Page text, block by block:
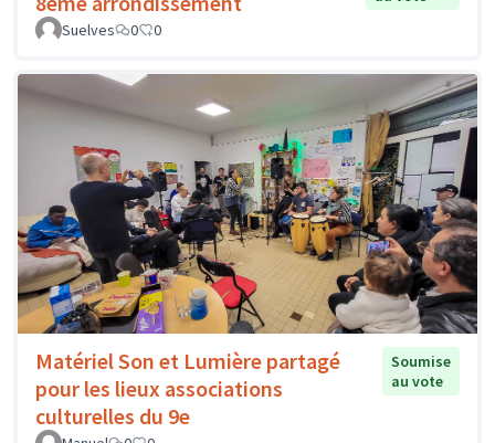
Suelves
0 0
Matériel Son et Lumière partagé
pour les lieux associations
culturelles du 9e
Soumise
au vote